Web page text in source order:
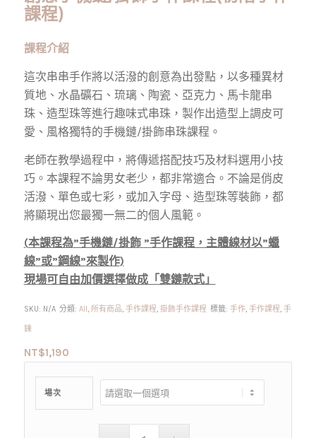
課程)
課程介紹
這次串串手作將以活潑的創意為出發點，以多種異材
質地、水晶礦石、琉璃、陶瓷、亞克力、馬卡龍串
珠、造型珠等進行趣味式串珠，製作出造型上調皮可
愛、風格獨特的手機鏈/掛飾串珠課程。
老師在教學過程中，將傳遞搭配技巧及材料選用小技
巧。本課程不論男女老少，都非常適合。不論是俏皮
活潑、單色或七彩，或加入字母、造型珠等裝飾，都
將顯現出您最獨一無二的個人風範。
(本課程為”手機鏈/掛飾 ”手作課程，主體線材以”蠟
線”或”鋼線”來製作)
現場可自由加價選擇做成「雙鏈款式」
SKU: N/A 分類: All, 所有商品, 手作課程, 掛飾手作課程 標籤: 手作, 手作課程, 手
鍊
NT$1,190
場次